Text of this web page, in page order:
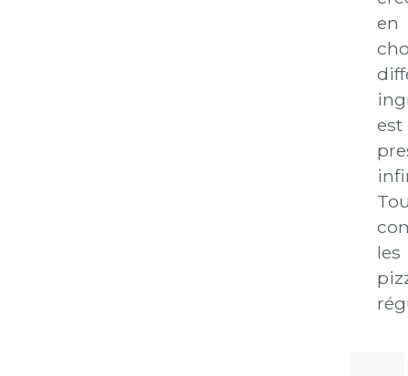
en
est
les